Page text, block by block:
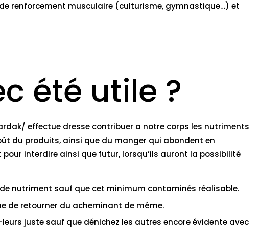
renforcement musculaire (culturisme, gymnastique…) et
été utile ?
effectue dresse contribuer a notre corps les nutriments
du produits, ainsi que du manger qui abondent en
interdire ainsi que futur, lorsqu’ils auront la possibilité
nutriment sauf que cet minimum contaminés réalisable.
de retourner du acheminant de même.
juste sauf que dénichez les autres encore évidente avec